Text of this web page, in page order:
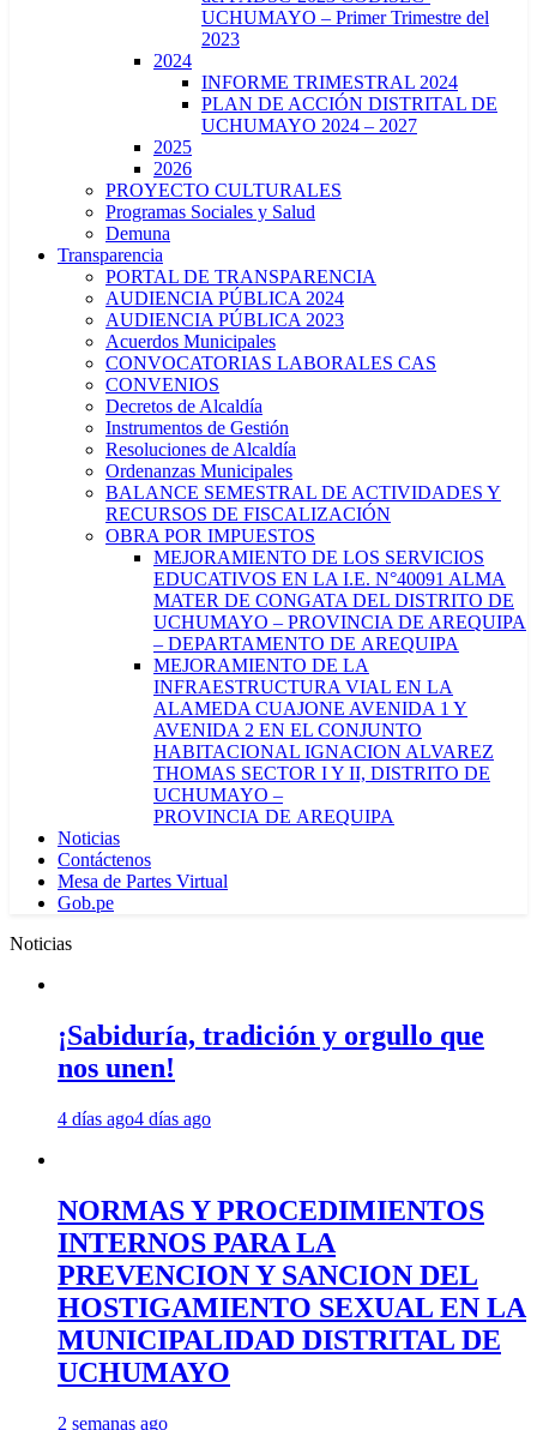
UCHUMAYO – Primer Trimestre del
2023
2024
INFORME TRIMESTRAL 2024
PLAN DE ACCIÓN DISTRITAL DE
UCHUMAYO 2024 – 2027
2025
2026
PROYECTO CULTURALES
Programas Sociales y Salud
Demuna
Transparencia
PORTAL DE TRANSPARENCIA
AUDIENCIA PÚBLICA 2024
AUDIENCIA PÚBLICA 2023
Acuerdos Municipales
CONVOCATORIAS LABORALES CAS
CONVENIOS
Decretos de Alcaldía
Instrumentos de Gestión
Resoluciones de Alcaldía
Ordenanzas Municipales
BALANCE SEMESTRAL DE ACTIVIDADES Y
RECURSOS DE FISCALIZACIÓN
OBRA POR IMPUESTOS
MEJORAMIENTO DE LOS SERVICIOS
EDUCATIVOS EN LA I.E. N°40091 ALMA
MATER DE CONGATA DEL DISTRITO DE
UCHUMAYO – PROVINCIA DE AREQUIPA
– DEPARTAMENTO DE AREQUIPA
MEJORAMIENTO DE LA
INFRAESTRUCTURA VIAL EN LA
ALAMEDA CUAJONE AVENIDA 1 Y
AVENIDA 2 EN EL CONJUNTO
HABITACIONAL IGNACION ALVAREZ
THOMAS SECTOR I Y II, DISTRITO DE
UCHUMAYO –
PROVINCIA DE AREQUIPA
Noticias
Contáctenos
Mesa de Partes Virtual
Gob.pe
Noticias
¡Sabiduría, tradición y orgullo que
nos unen!
4 días ago4 días ago
NORMAS Y PROCEDIMIENTOS
INTERNOS PARA LA
PREVENCION Y SANCION DEL
HOSTIGAMIENTO SEXUAL EN LA
MUNICIPALIDAD DISTRITAL DE
UCHUMAYO
2 semanas ago